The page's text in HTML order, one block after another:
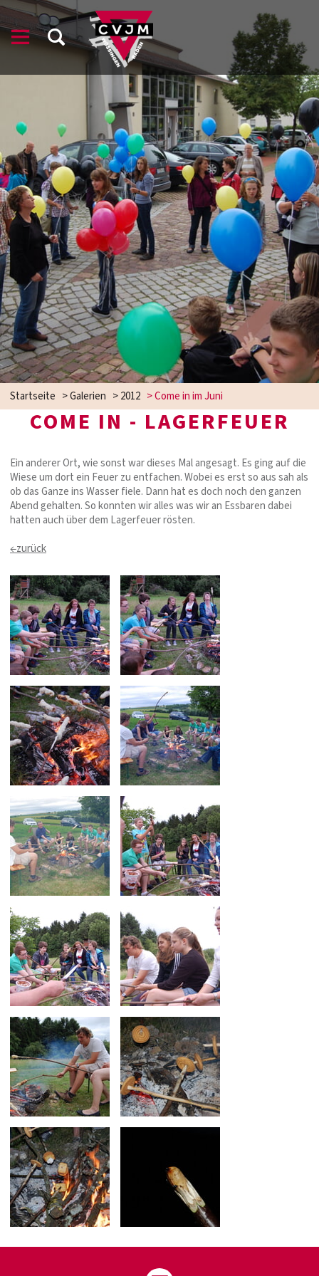
Startseite >Galerien >2012 >Come in im Juni
COME IN - LAGERFEUER
Ein anderer Ort, wie sonst war dieses Mal angesagt. Es ging auf die
Wiese um dort ein Feuer zu entfachen. Wobei es erst so aus sah als
ob das Ganze ins Wasser fiele. Dann hat es doch noch den ganzen
Abend gehalten. So konnten wir alles was wir an Essbaren dabei
hatten auch über dem Lagerfeuer rösten.
←zurück